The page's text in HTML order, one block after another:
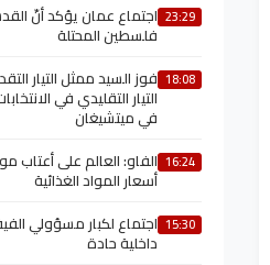
23:29 اجتماع عمان يؤكد أنّ
فلسطين المحتلة
18:08 فوز السيد ممثل التيار
التيار التقليدي في
في ميتشيغان
16:24 الفاو: العالم على أعتاب
أسعار المواد الغذائية
15:30 اجتماع لكبار مسؤولي
داخلية حادة